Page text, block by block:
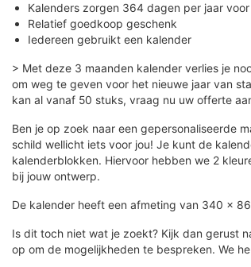
Kalenders zorgen 364 dagen per jaar
Relatief goedkoop geschenk
Iedereen gebruikt een kalender
> Met deze 3 maanden kalender verlies je
om weg te geven voor het nieuwe jaar van
kan al vanaf 50 stuks, vraag nu uw offerte
Ben je op zoek naar een gepersonaliseerde
schild wellicht iets voor jou! Je kunt de
kalenderblokken. Hiervoor hebben we 2
bij jouw ontwerp.
De kalender heeft een afmeting van 340 x
Is dit toch niet wat je zoekt? Kijk dan gerust
op om de mogelijkheden te bespreken. We